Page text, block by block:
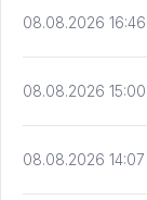
08.08.2026 16:46
08.08.2026 15:00
08.08.2026 14:07